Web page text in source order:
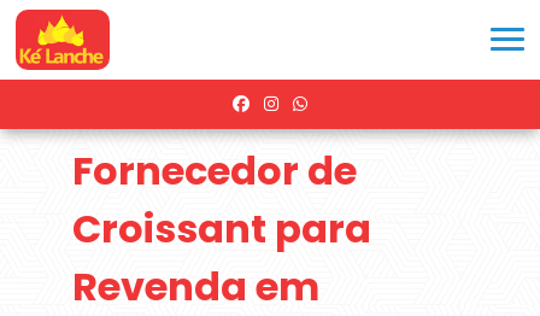
Fornecedor de
Croissant para
Revenda em